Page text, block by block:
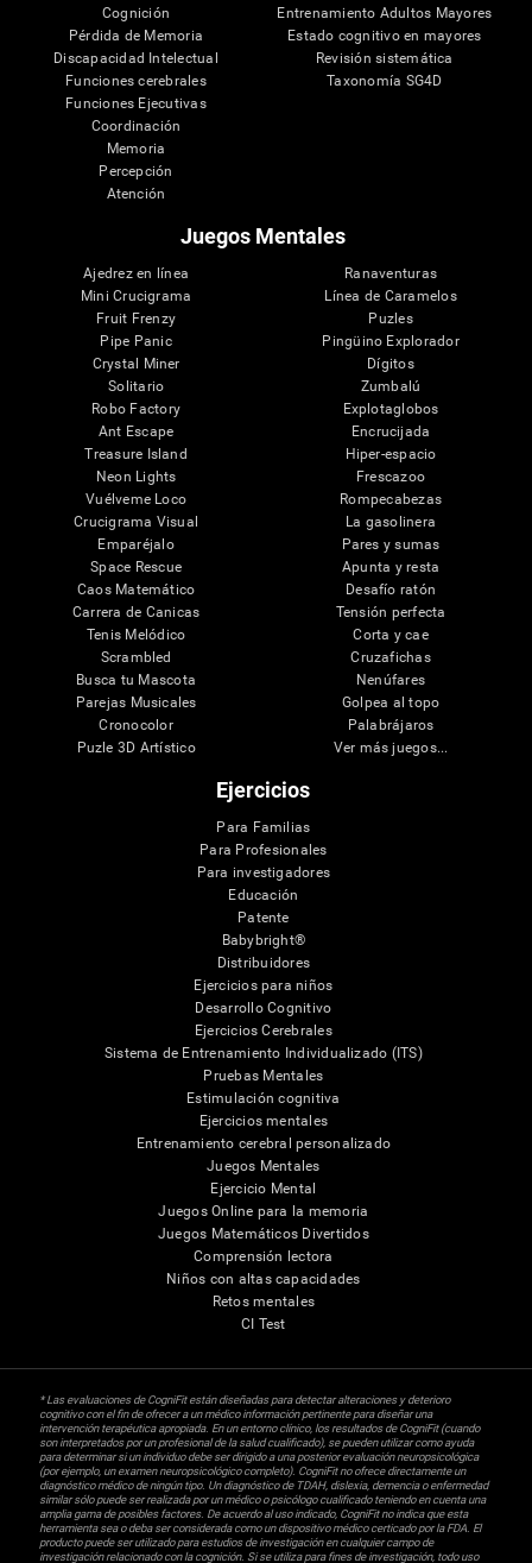
Cognición
Pérdida de Memoria
Discapacidad Intelectual
Funciones cerebrales
Funciones Ejecutivas
Coordinación
Memoria
Percepción
Atención
Entrenamiento Adultos Mayores
Estado cognitivo en mayores
Revisión sistemática
Taxonomía SG4D
Juegos Mentales
Ajedrez en línea
Mini Crucigrama
Fruit Frenzy
Pipe Panic
Crystal Miner
Solitario
Robo Factory
Ant Escape
Treasure Island
Neon Lights
Vuélveme Loco
Crucigrama Visual
Emparéjalo
Space Rescue
Caos Matemático
Carrera de Canicas
Tenis Melódico
Scrambled
Busca tu Mascota
Parejas Musicales
Cronocolor
Puzle 3D Artístico
Ranaventuras
Línea de Caramelos
Puzles
Pingüino Explorador
Dígitos
Zumbalú
Explotaglobos
Encrucijada
Hiper-espacio
Frescazoo
Rompecabezas
La gasolinera
Pares y sumas
Apunta y resta
Desafío ratón
Tensión perfecta
Corta y cae
Cruzafichas
Nenúfares
Golpea al topo
Palabrájaros
Ver más juegos...
Ejercicios
Para Familias
Para Profesionales
Para investigadores
Educación
Patente
Babybright®
Distribuidores
Ejercicios para niños
Desarrollo Cognitivo
Ejercicios Cerebrales
Sistema de Entrenamiento Individualizado (ITS)
Pruebas Mentales
Estimulación cognitiva
Ejercicios mentales
Entrenamiento cerebral personalizado
Juegos Mentales
Ejercicio Mental
Juegos Online para la memoria
Juegos Matemáticos Divertidos
Comprensión lectora
Niños con altas capacidades
Retos mentales
CI Test
* Las evaluaciones de CogniFit están diseñadas para detectar alteraciones y deterioro
cognitivo con el fin de ofrecer a un médico información pertinente para diseñar una
intervención terapéutica apropiada. En un entorno clínico, los resultados de CogniFit (cuando
son interpretados por un profesional de la salud cualificado), se pueden utilizar como ayuda
para determinar si un individuo debe ser dirigido a una posterior evaluación neuropsicológica
(por ejemplo, un examen neuropsicológico completo). CogniFit no ofrece directamente un
diagnóstico médico de ningún tipo. Un diagnóstico de TDAH, dislexia, demencia o enfermedad
similar sólo puede ser realizada por un médico o psicólogo cualificado teniendo en cuenta una
amplia gama de posibles factores. De acuerdo al uso indicado, CogniFit no indica que esta
herramienta sea o deba ser considerada como un dispositivo médico certicado por la FDA. El
producto puede ser utilizado para estudios de investigación en cualquier campo de
investigación relacionado con la cognición. Si se utiliza para fines de investigación, todo uso